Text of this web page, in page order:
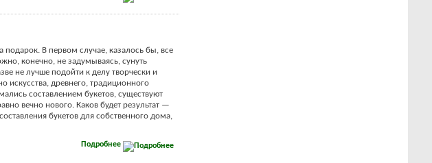
подарок. В первом случае, казалось бы, все
конечно, не задумываясь, сунуть
не лучше подойти к делу творчески и
искусства, древнего, традиционного
составлением букетов, существуют
вечно нового. Каков будет результат —
букетов для собственного дома,
Подробнее